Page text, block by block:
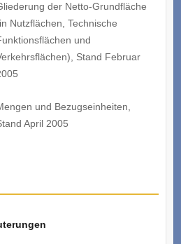
der Netto-Grundfläche
Nutzflächen, Technische
und
Stand Februar
und Bezugseinheiten,
April 2005